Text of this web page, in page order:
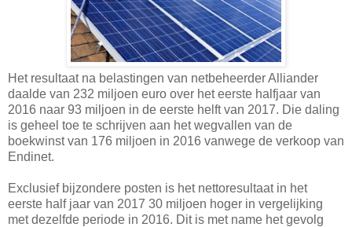
Het resultaat na belastingen van netbeheerder Alliander
daalde van 232 miljoen euro over het eerste halfjaar van
2016 naar 93 miljoen in de eerste helft van 2017. Die daling
is geheel toe te schrijven aan het wegvallen van de
boekwinst van 176 miljoen in 2016 vanwege de verkoop van
Endinet.
Exclusief bijzondere posten is het nettoresultaat in het
eerste half jaar van 2017 30 miljoen hoger in vergelijking
met dezelfde periode in 2016. Dit is met name het gevolg